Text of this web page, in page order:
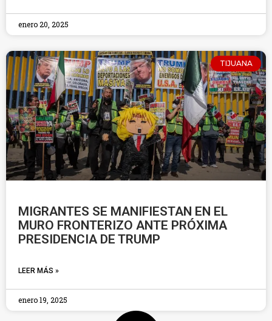
enero 20, 2025
TIJUANA
MIGRANTES SE MANIFIESTAN EN EL
MURO FRONTERIZO ANTE PRÓXIMA
PRESIDENCIA DE TRUMP
LEER MÁS »
enero 19, 2025